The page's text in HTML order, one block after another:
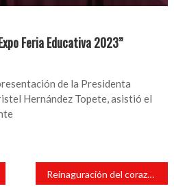
Feria Educativa 2023”
de la Presidenta
Hernández Topete, asistió el
Reinaguración del corazón contenedor en sus 4 años de estar generando una luz de esperanza a familias que tienen niños con cáncer